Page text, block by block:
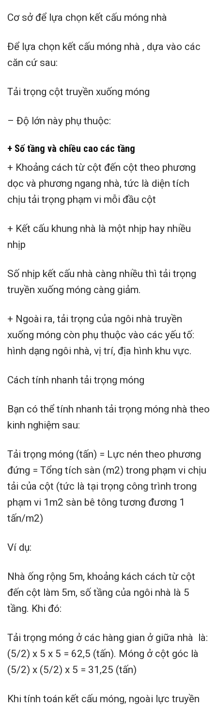
Cơ sở để lựa chọn kết cấu móng nhà
Để lựa chọn kết cấu móng nhà , dựa vào các
căn cứ sau:
Tải trọng cột truyền xuống móng
– Độ lớn này phụ thuộc:
+ Số tầng và chiều cao các tầng
+ Khoảng cách từ cột đến cột theo phương
dọc và phương ngang nhà, tức là diện tích
chịu tải trọng phạm vi mỗi đầu cột
+ Kết cấu khung nhà là một nhịp hay nhiều
nhịp
Số nhịp kết cấu nhà càng nhiều thì tải trọng
truyền xuống móng càng giảm.
+ Ngoài ra, tải trọng của ngôi nhà truyền
xuống móng còn phụ thuộc vào các yếu tố:
hình dạng ngôi nhà, vị trí, địa hình khu vực.
Cách tính nhanh tải trọng móng
Bạn có thể tính nhanh tải trọng móng nhà theo
kinh nghiệm sau:
Tải trọng móng (tấn) = Lực nén theo phương
đứng = Tổng tích sàn (m2) trong phạm vi chịu
tải của cột (tức là tại trọng công trình trong
phạm vi 1m2 sàn bê tông tương đương 1
tấn/m2)
Ví dụ:
Nhà ống rộng 5m, khoảng kách cách từ cột
đến cột làm 5m, số tầng của ngôi nhà là 5
tầng. Khi đó:
Tải trọng móng ở các hàng gian ở giữa nhà là:
(5/2) x 5 x 5 = 62,5 (tấn). Móng ở cột góc là
(5/2) x (5/2) x 5 = 31,25 (tấn)
Khi tính toán kết cấu móng, ngoài lực truyền